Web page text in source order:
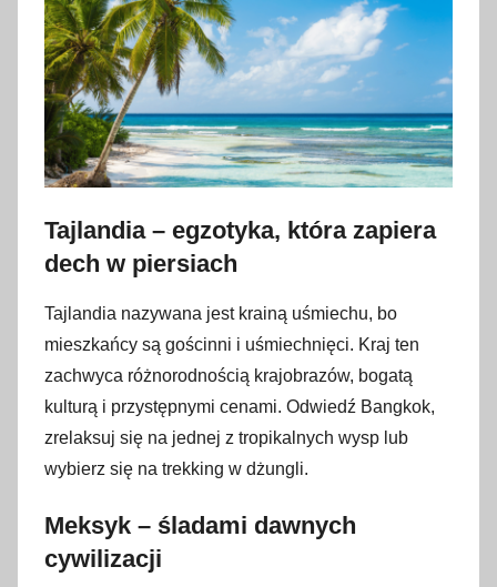
Tajlandia – egzotyka, która zapiera
dech w piersiach
Tajlandia nazywana jest krainą uśmiechu, bo
mieszkańcy są gościnni i uśmiechnięci. Kraj ten
zachwyca różnorodnością krajobrazów, bogatą
kulturą i przystępnymi cenami. Odwiedź Bangkok,
zrelaksuj się na jednej z tropikalnych wysp lub
wybierz się na trekking w dżungli.
Meksyk – śladami dawnych
cywilizacji